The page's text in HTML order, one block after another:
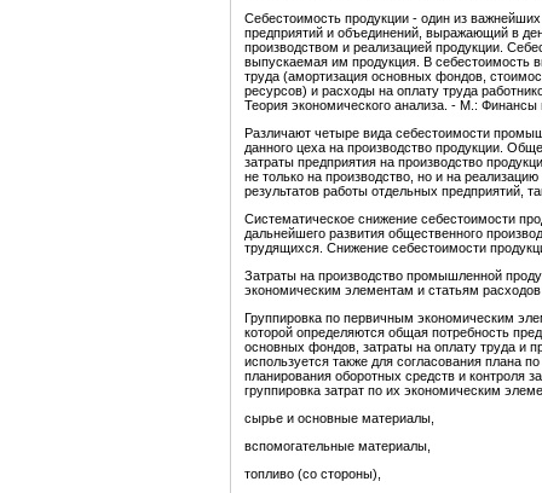
Себестоимость продукции - один из
предприятий и объединений, выражающий в
производством и реализацией продукции.
выпускаемая им продукция. В себестоимость
труда (амортизация основных фондов,
ресурсов) и расходы на оплату труда
Теория экономического анализа. - М.: Финансы
Различают четыре вида себестоимости
данного цеха на производство продукции.
затраты предприятия на производство
не только на производство, но и на
результатов работы отдельных предприятий,
Систематическое снижение себестоимости
дальнейшего развития общественного
трудящихся. Снижение себестоимости
Затраты на производство промышленной
экономическим элементам и статьям
Группировка по первичным экономическим
которой определяются общая потребность
основных фондов, затраты на оплату труда и
используется также для согласования плана
планирования оборотных средств и контроля
группировка затрат по их экономическим
сырье и основные материалы,
вспомогательные материалы,
топливо (со стороны),